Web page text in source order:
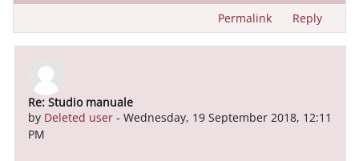
Permalink Reply
In reply to Deleted user
Re: Studio manuale
by Deleted user -Wednesday, 19 September 2018, 12:11
PM